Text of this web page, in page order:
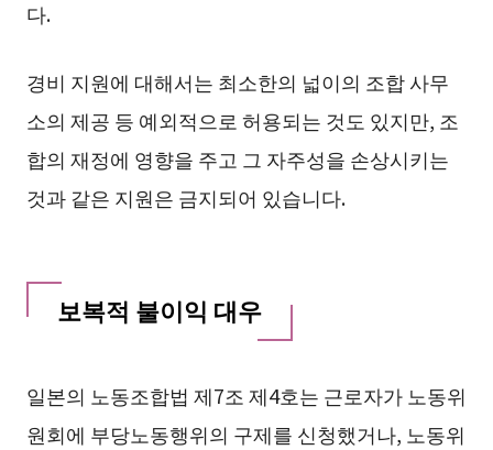
다.
경비 지원에 대해서는 최소한의 넓이의 조합 사무
소의 제공 등 예외적으로 허용되는 것도 있지만, 조
합의 재정에 영향을 주고 그 자주성을 손상시키는
것과 같은 지원은 금지되어 있습니다.
보복적 불이익 대우
일본의 노동조합법 제7조 제4호는 근로자가 노동위
원회에 부당노동행위의 구제를 신청했거나, 노동위